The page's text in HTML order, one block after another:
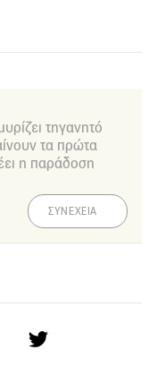
τηγανητό
τα πρώτα
η παράδοση
ΣΥΝΕΧΕΙΑ